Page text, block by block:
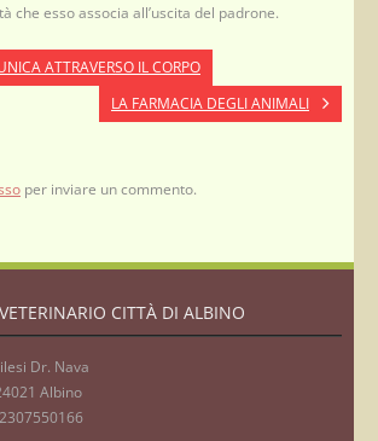
che esso associa all’uscita del padrone.
ATTRAVERSO IL CORPO
LA FARMACIA DEGLI ANIMALI
per inviare un commento.
CITTÀ DI ALBINO
Dr. Nava
Albino